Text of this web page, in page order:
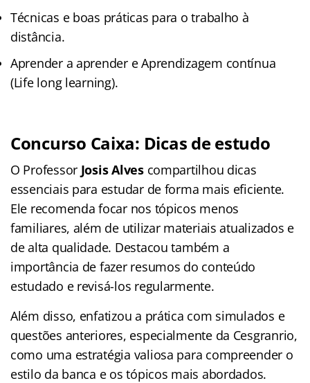
Técnicas e boas práticas para o trabalho à
distância.
Aprender a aprender e Aprendizagem contínua
(Life long learning).
Concurso Caixa: Dicas de estudo
O Professor Josis Alvescompartilhou dicas
essenciais para estudar de forma mais eficiente.
Ele recomenda focar nos tópicos menos
familiares, além de utilizar materiais atualizados e
de alta qualidade. Destacou também a
importância de fazer resumos do conteúdo
estudado e revisá-los regularmente.
Além disso, enfatizou a prática com simulados e
questões anteriores, especialmente da Cesgranrio,
como uma estratégia valiosa para compreender o
estilo da banca e os tópicos mais abordados.